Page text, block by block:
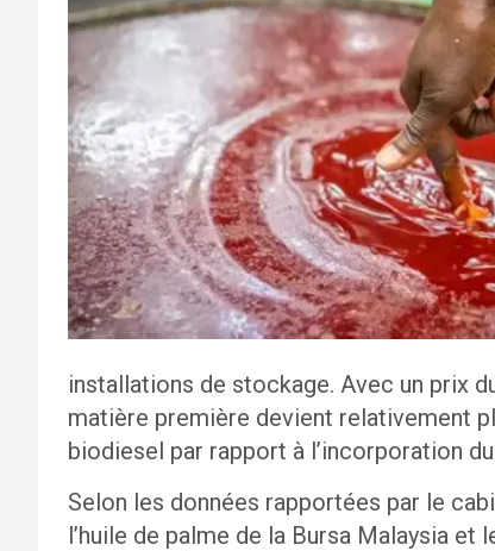
installations de stockage. Avec un prix
matière première devient relativement
biodiesel par rapport à l’incorporation
Selon les données rapportées par le
l’huile de palme de la Bursa Malaysia et